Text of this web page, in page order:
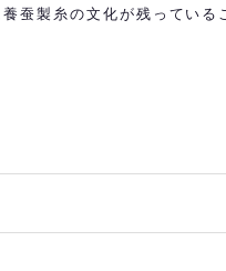
蚕製糸の文化が残っている